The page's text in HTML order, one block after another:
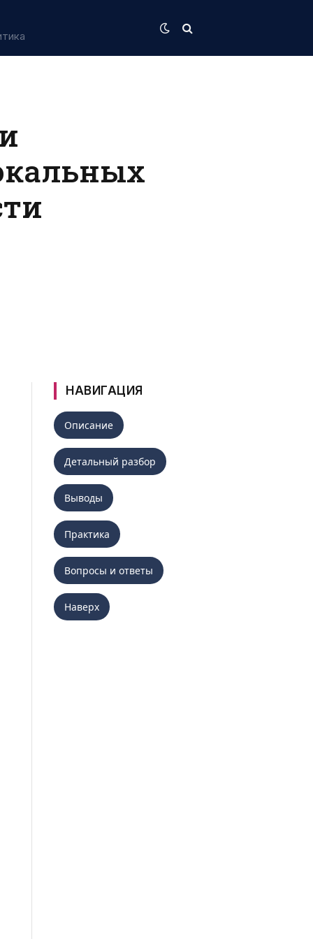
НАВИГАЦИЯ
Описание
Детальный разбор
Выводы
Практика
Вопросы и ответы
Наверх